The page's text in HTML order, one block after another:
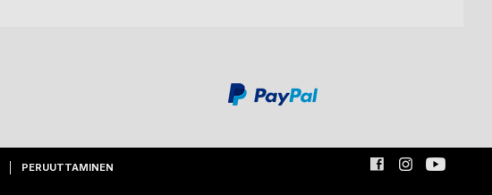
PERUUTTAMINEN